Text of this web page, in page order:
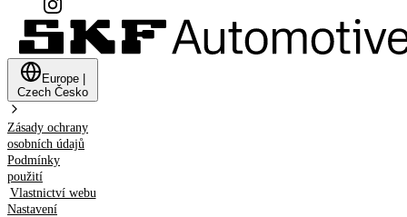
Europe
Czech Česko
Zásady ochrany
osobních údajů
Podmínky
použití
Vlastnictví webu
Nastavení